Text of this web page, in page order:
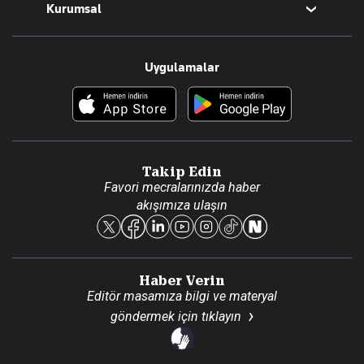
Teknoloji
Resmî Ilanlar
Foto Haber
Kurumsal
Hakkımızda
Künye
Reklam Ver
Uygulamalar
Takip Edin
Favori mecralarınızda haber
akışımıza ulaşın
Haber Verin
Editör masamıza bilgi ve materyal
göndermek için tıklayın